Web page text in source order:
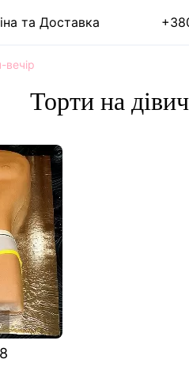
та Доставка
вечір
Торти на